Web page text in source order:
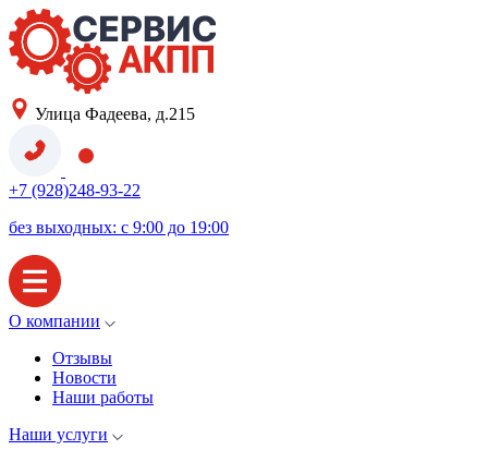
Улица Фадеева, д.215
+7 (928)248-93-22
без выходных: с 9:00 до 19:00
О компании
Отзывы
Новости
Наши работы
Наши услуги